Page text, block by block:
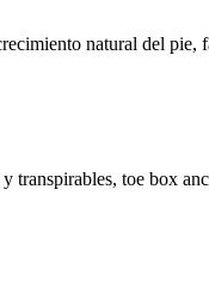
natural del
transpirables, toe box